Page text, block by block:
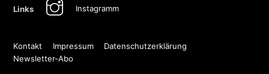
Links Instagramm
Kontakt Impressum
Datenschutzerklärung
Newsletter-Abo